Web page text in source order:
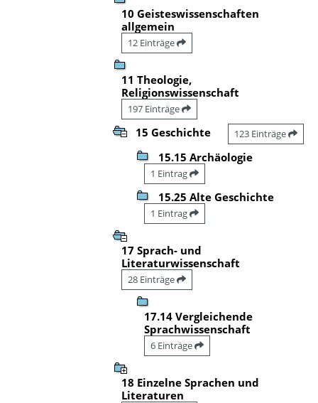
10 Geisteswissenschaften
allgemein
12 Einträge
11 Theologie,
Religionswissenschaft
197 Einträge
15 Geschichte 123 Einträge
15.15 Archäologie
1 Eintrag
15.25 Alte Geschichte
1 Eintrag
17 Sprach- und
Literaturwissenschaft
28 Einträge
17.14 Vergleichende
Sprachwissenschaft
6 Einträge
18 Einzelne Sprachen und
Literaturen